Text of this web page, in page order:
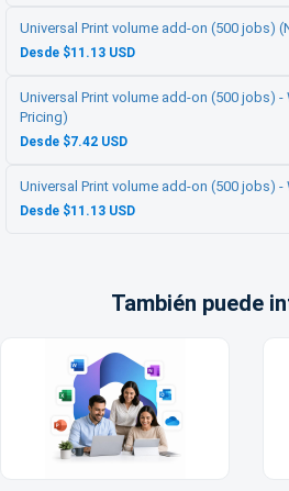
Universal Print volume add-on (500 jobs)
Desde $11.13 USD
Universal Print volume add-on (500 jobs)
Pricing)
Desde $7.42 USD
Universal Print volume add-on (500 jobs)
Desde $11.13 USD
También puede